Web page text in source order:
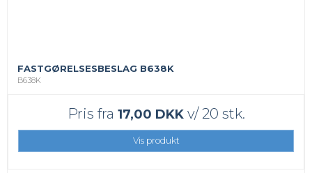
FASTGØRELSESBESLAG B638K
B638K
Pris fra 17,00 DKKv/ 20 stk.
Vis produkt